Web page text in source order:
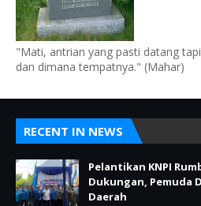
"Mati, antrian yang pasti datang
dan dimana tempatnya." (Mahar)
RECENT IN NEWS
Pelantikan KNPI
Dukungan, Pemuda
Daerah